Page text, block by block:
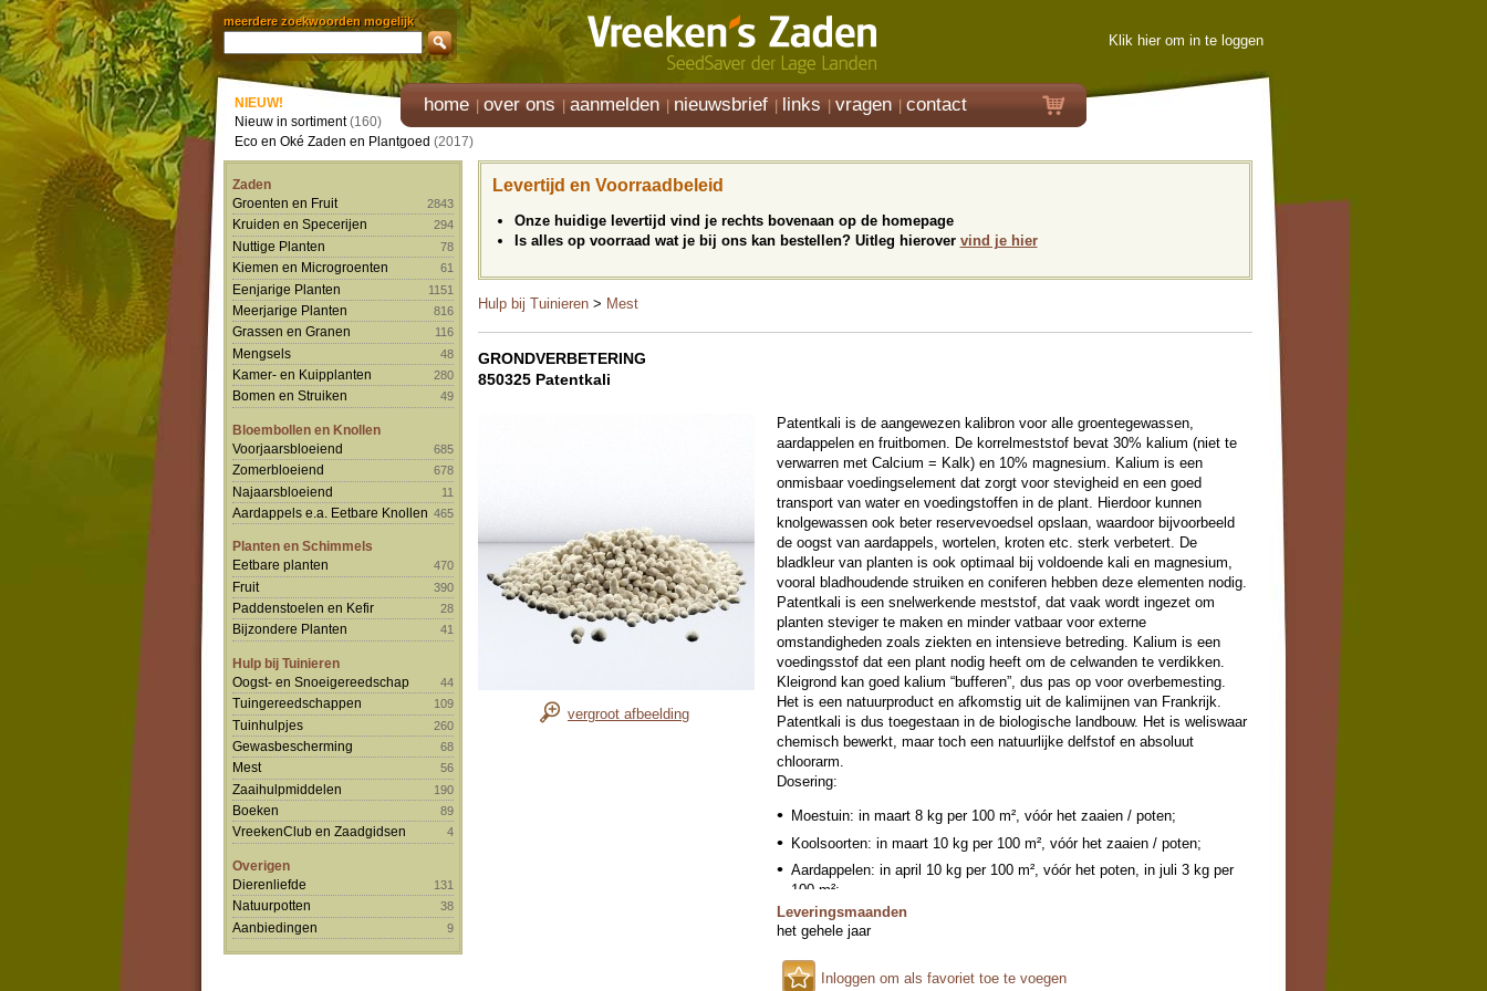
meerdere zoekwoorden mogelijk
Klik hier om in te loggen
home over ons aanmelden nieuwsbrief links vragen contact
NIEUW!
Nieuw in sortiment(160)
Eco en Oké Zaden en Plantgoed (2017)
Zaden
Groenten en Fruit
2843
Kruiden en Specerijen 294
Nuttige Planten 78
Kiemen en Microgroenten 61
Eenjarige Planten 1151
Meerjarige Planten 816
Grassen en Granen 116
Mengsels 48
Kamer- en Kuipplanten 280
Bomen en Struiken 49
Bloembollen en Knollen
Voorjaarsbloeiend
685
Zomerbloeiend 678
Najaarsbloeiend 11
Aardappels e.a. Eetbare Knollen 465
Planten en Schimmels
Eetbare planten
470
Fruit 390
Paddenstoelen en Kefir 28
Bijzondere Planten 41
Hulp bij Tuinieren
Oogst- en Snoeigereedschap
44
Tuingereedschappen 109
Tuinhulpjes 260
Gewasbescherming 68
Mest 56
Zaaihulpmiddelen 190
Boeken 89
VreekenClub en Zaadgidsen 4
Overigen
Dierenliefde
131
Natuurpotten 38
Aanbiedingen 9
Levertijd en Voorraadbeleid
Onze huidige levertijd vind je rechts bovenaan op de homepage
Is alles op voorraad wat je bij ons kan bestellen? Uitleg hierover vind je hier
Hulp bij Tuinieren > Mest
GRONDVERBETERING
850325 Patentkali
vergroot afbeelding
Patentkali is de aangewezen kalibron voor alle groentegewassen,
aardappelen en fruitbomen. De korrelmeststof bevat 30% kalium (niet te
verwarren met Calcium = Kalk) en 10% magnesium. Kalium is een
onmisbaar voedingselement dat zorgt voor stevigheid en een goed
transport van water en voedingstoffen in de plant. Hierdoor kunnen
knolgewassen ook beter reservevoedsel opslaan, waardoor bijvoorbeeld
de oogst van aardappels, wortelen, kroten etc. sterk verbetert. De
bladkleur van planten is ook optimaal bij voldoende kali en magnesium,
vooral bladhoudende struiken en coniferen hebben deze elementen nodig.
Patentkali is een snelwerkende meststof, dat vaak wordt ingezet om
planten steviger te maken en minder vatbaar voor externe
omstandigheden zoals ziekten en intensieve betreding. Kalium is een
voedingsstof dat een plant nodig heeft om de celwanden te verdikken.
Kleigrond kan goed kalium “bufferen”, dus pas op voor overbemesting.
Het is een natuurproduct en afkomstig uit de kalimijnen van Frankrijk.
Patentkali is dus toegestaan in de biologische landbouw. Het is weliswaar
chemisch bewerkt, maar toch een natuurlijke delfstof en absoluut
chloorarm.
Dosering:
Moestuin: in maart 8 kg per 100 m², vóór het zaaien / poten;
Koolsoorten: in maart 10 kg per 100 m², vóór het zaaien / poten;
Aardappelen: in april 10 kg per 100 m², vóór het poten, in juli 3 kg per
100 m²;
Fruitteelt: in april 5 kg per 100 m²;
Sierteelt: in april 7 kg per 100 m², vóór het poten, in juli 3 kg per 100 m²;
Gazon: in maart, juni èn september 3 kg per 100 m².
Leveringsmaanden
het gehele jaar
Inloggen om als favoriet toe te voegen